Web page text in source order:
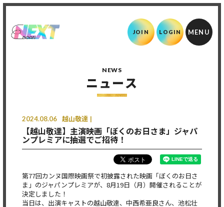
JOIN LOGIN
NEWS
ニュース
2024.08.06 越山敬達
【越山敬達】主演映画「ぼくのお日さま」ジャパ
ンプレミアに抽選でご招待！
第77回カンヌ国際映画祭で初披露された映画「ぼくのお日さ
ま」のジャパンプレミアが、8月19日（月）開催されることが
決定しました！
当日は、出演キャストの越山敬達、中西希亜良さん、池松壮